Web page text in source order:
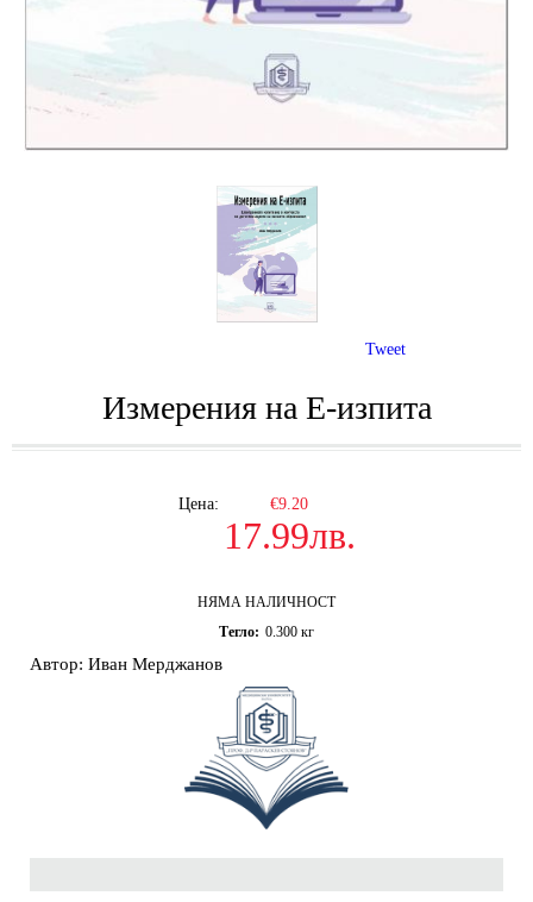
Измерения на Е-изпита
Цена: €9.20
17.99лв.
НЯМА НАЛИЧНОСТ
Тегло: 0.300 кг
Автор: Иван Мерджанов
Tweet